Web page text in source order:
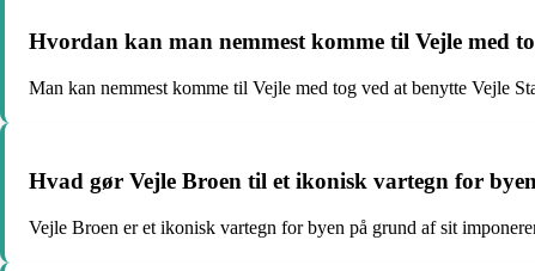
Hvordan kan man nemmest komme til Vejle med
Man kan nemmest komme til Vejle med tog ved at benytte Vejle
Hvad gør Vejle Broen til et ikonisk vartegn for
Vejle Broen er et ikonisk vartegn for byen på grund af sit